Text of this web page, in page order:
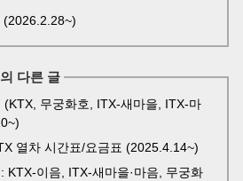
(2026.2.28~)
다른 글
무궁화호, ITX-새마을, ITX-마
열차 시간표/요금표 (2025.4.14~)
KTX-이음, ITX-새마을·마음, 무궁화